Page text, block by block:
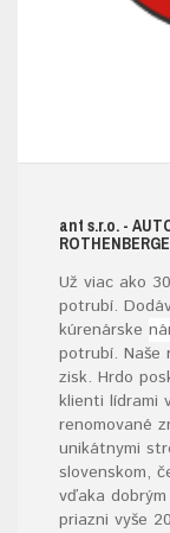
ant s.r.o. -
Už viac ako
potrubí.
kúrenárske
potrubí. Naše
zisk. Hrdo
klienti lídrami
renomované
unikátnymi
slovenskom,
vďaka
priazni vyše